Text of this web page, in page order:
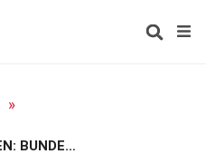
»
ANSTIEG BEI BETRUGSFÄLLEN: BUNDESLAGEBILD KFZ-KRIMINALITÄT 2024